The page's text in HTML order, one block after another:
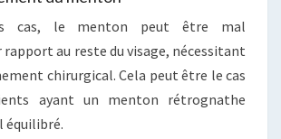
cas, le menton peut être mal
au reste du visage, nécessitant
chirurgical. Cela peut être le cas
ayant un menton rétrognathe
équilibré.